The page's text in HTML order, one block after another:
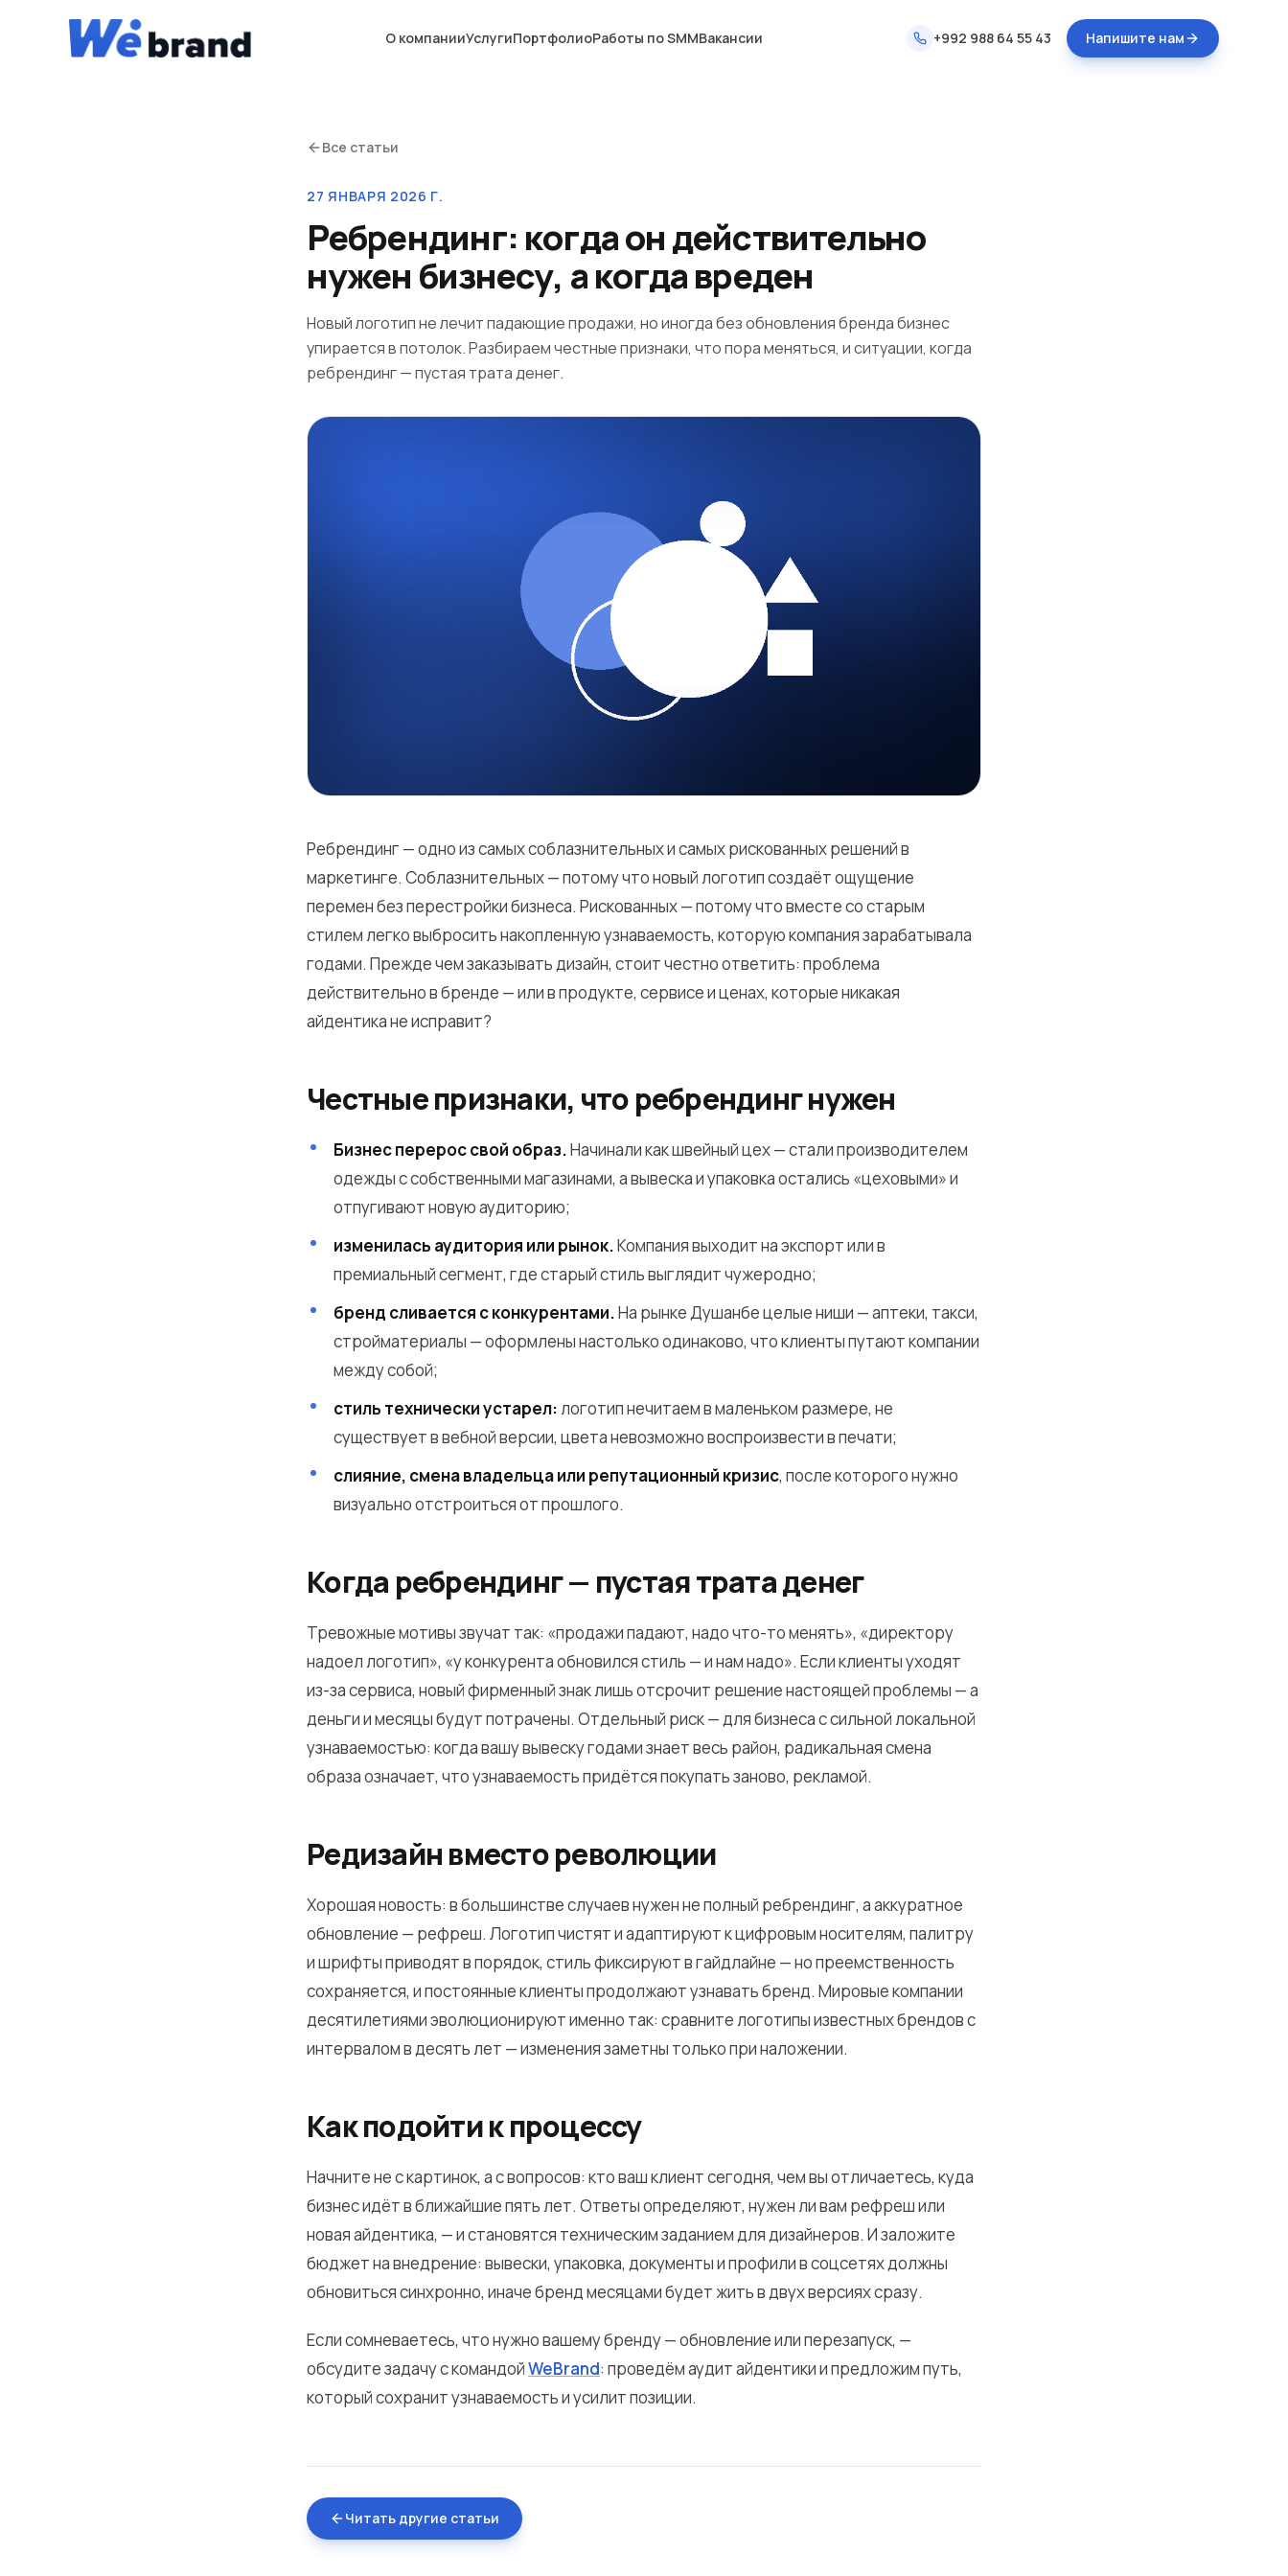
О компанииУслугиПортфолиоРаботы по SMMВакансии +992 988 64 55 43 Напишите нам
Все статьи
27 ЯНВАРЯ 2026 Г.
Ребрендинг: когда он действительно
нужен бизнесу, а когда вреден
Новый логотип не лечит падающие продажи, но иногда без обновления бренда бизнес
упирается в потолок. Разбираем честные признаки, что пора меняться, и ситуации, когда
ребрендинг — пустая трата денег.
Ребрендинг — одно из самых соблазнительных и самых рискованных решений в
маркетинге. Соблазнительных — потому что новый логотип создаёт ощущение
перемен без перестройки бизнеса. Рискованных — потому что вместе со старым
стилем легко выбросить накопленную узнаваемость, которую компания зарабатывала
годами. Прежде чем заказывать дизайн, стоит честно ответить: проблема
действительно в бренде — или в продукте, сервисе и ценах, которые никакая
айдентика не исправит?
Честные признаки, что ребрендинг нужен
Бизнес перерос свой образ.Начинали как швейный цех — стали производителем
одежды с собственными магазинами, а вывеска и упаковка остались «цеховыми» и
отпугивают новую аудиторию;
изменилась аудитория или рынок.Компания выходит на экспорт или в
премиальный сегмент, где старый стиль выглядит чужеродно;
бренд сливается с конкурентами.На рынке Душанбе целые ниши — аптеки, такси,
стройматериалы — оформлены настолько одинаково, что клиенты путают компании
между собой;
стиль технически устарел:логотип нечитаем в маленьком размере, не
существует в вебной версии, цвета невозможно воспроизвести в печати;
слияние, смена владельца или репутационный кризис, после которого нужно
визуально отстроиться от прошлого.
Когда ребрендинг — пустая трата денег
Тревожные мотивы звучат так: «продажи падают, надо что-то менять», «директору
надоел логотип», «у конкурента обновился стиль — и нам надо». Если клиенты уходят
из-за сервиса, новый фирменный знак лишь отсрочит решение настоящей проблемы — а
деньги и месяцы будут потрачены. Отдельный риск — для бизнеса с сильной локальной
узнаваемостью: когда вашу вывеску годами знает весь район, радикальная смена
образа означает, что узнаваемость придётся покупать заново, рекламой.
Редизайн вместо революции
Хорошая новость: в большинстве случаев нужен не полный ребрендинг, а аккуратное
обновление — рефреш. Логотип чистят и адаптируют к цифровым носителям, палитру
и шрифты приводят в порядок, стиль фиксируют в гайдлайне — но преемственность
сохраняется, и постоянные клиенты продолжают узнавать бренд. Мировые компании
десятилетиями эволюционируют именно так: сравните логотипы известных брендов с
интервалом в десять лет — изменения заметны только при наложении.
Как подойти к процессу
Начните не с картинок, а с вопросов: кто ваш клиент сегодня, чем вы отличаетесь, куда
бизнес идёт в ближайшие пять лет. Ответы определяют, нужен ли вам рефреш или
новая айдентика, — и становятся техническим заданием для дизайнеров. И заложите
бюджет на внедрение: вывески, упаковка, документы и профили в соцсетях должны
обновиться синхронно, иначе бренд месяцами будет жить в двух версиях сразу.
Если сомневаетесь, что нужно вашему бренду — обновление или перезапуск, —
обсудите задачу с командойWeBrand: проведём аудит айдентики и предложим путь,
который сохранит узнаваемость и усилит позиции.
Читать другие статьи